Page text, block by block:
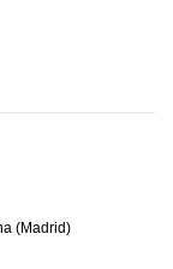
(Madrid)